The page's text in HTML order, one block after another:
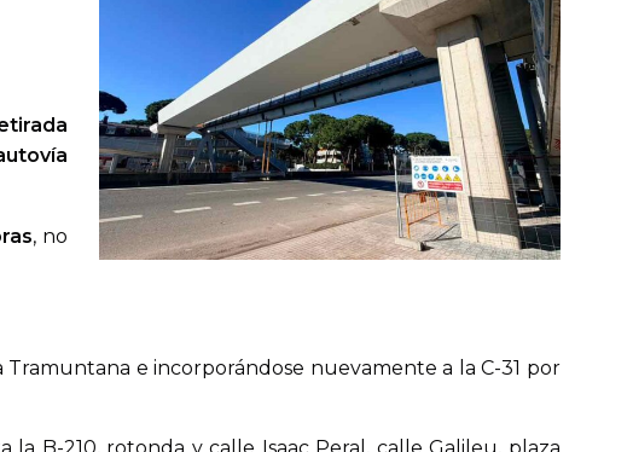
, no
Tramuntana e incorporándose nuevamente a la C-31 por